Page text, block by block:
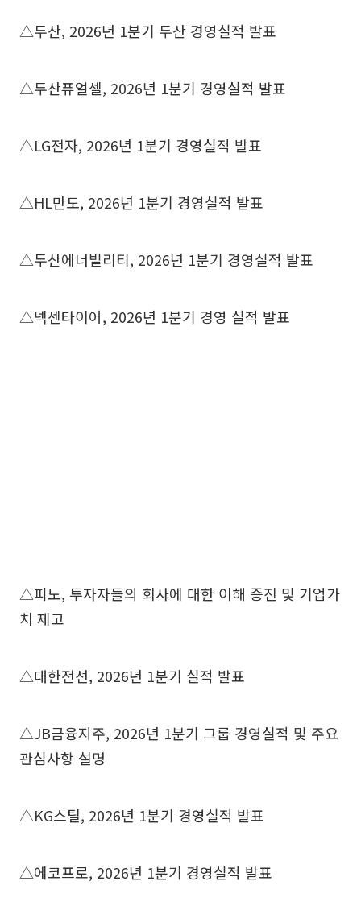
△두산, 2026년 1분기 두산 경영실적 발표
△두산퓨얼셀, 2026년 1분기 경영실적 발표
△LG전자, 2026년 1분기 경영실적 발표
△HL만도, 2026년 1분기 경영실적 발표
△두산에너빌리티, 2026년 1분기 경영실적 발표
△넥센타이어, 2026년 1분기 경영 실적 발표
△피노, 투자자들의 회사에 대한 이해 증진 및 기업가
치 제고
△대한전선, 2026년 1분기 실적 발표
△JB금융지주, 2026년 1분기 그룹 경영실적 및 주요
관심사항 설명
△KG스틸, 2026년 1분기 경영실적 발표
△에코프로, 2026년 1분기 경영실적 발표